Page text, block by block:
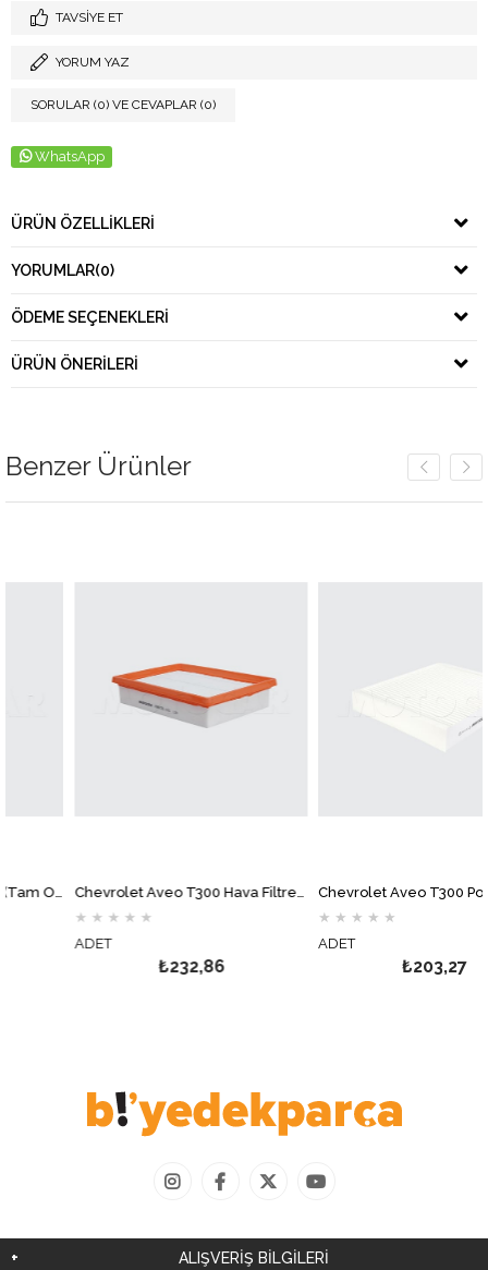
TAVSIYE ET
YORUM YAZ
SORULAR (0) VE CEVAPLAR (0)
WhatsApp
ÜRÜN ÖZELLIKLERI
YORUMLAR(0)
ÖDEME SEÇENEKLERI
ÜRÜN ÖNERILERI
Benzer Ürünler
Chevrolet Aveo T300 1.4 (Tam Otomatik) Yağ Filtresi MOTOCAR
Chevrolet Aveo T300 Hava Filtresi MOTOCAR
★ ★ ★ ★
ADET
₺232,86
★ ★ ★ ★
ADET
₺203,27
ALIŞVERİŞ BİLGİLERİ